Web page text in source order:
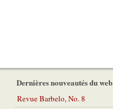
Dernières nouveautés du web
Revue Barbelo, No. 8